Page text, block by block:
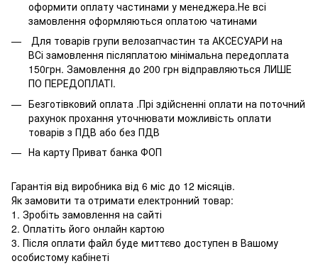
оформити оплату частинами у менеджера.Не всі
замовлення оформляються оплатою чатинами
Для товарів групи велозапчастин та АКСЕСУАРИ на
ВСі замовлення післяплатою мінімальна передоплата
150грн. Замовлення до 200 грн відправляються ЛИШЕ
ПО ПЕРЕДОПЛАТІ.
Безготівковий оплата .Прі здійсненні оплати на поточний
рахунок прохання уточнювати можливість оплати
товарів з ПДВ або без ПДВ
На карту Приват банка ФОП
Гарантія від виробника від 6 міс до 12 місяців.
Як замовити та отримати електронний товар:
1. Зробіть замовлення на сайті
2. Оплатіть його онлайн картою
3. Після оплати файл буде миттєво доступен в Вашому
особистому кабінеті